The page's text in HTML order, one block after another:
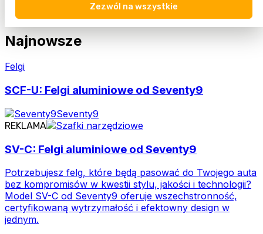
Zezwól na wszystkie
Treści skierowane są do pasjonatów motoryzacji.
Najnowsze
Felgi
SCF-U: Felgi aluminiowe od Seventy9
Seventy9
REKLAMA
SV-C: Felgi aluminiowe od Seventy9
Potrzebujesz felg, które będą pasować do Twojego auta
bez kompromisów w kwestii stylu, jakości i technologii?
Model SV-C od Seventy9 oferuje wszechstronność,
certyfikowaną wytrzymałość i efektowny design w
jednym.